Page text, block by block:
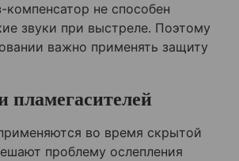
не способен
звуки при выстреле. Поэтому
важно применять защиту
пламегасителей
во время скрытой
проблему ослепления